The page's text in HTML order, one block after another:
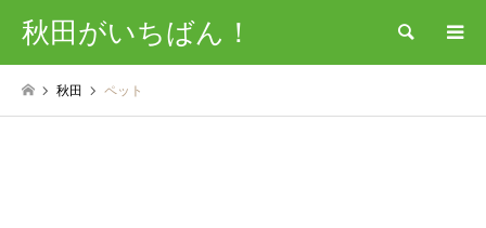
秋田がいちばん！ 検索
秋田 ペット